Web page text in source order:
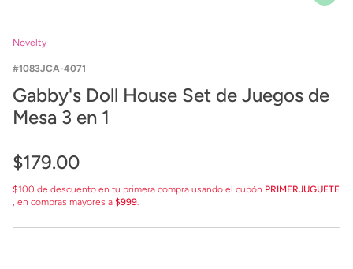
Novelty
1083JCA-4071
Gabby's Doll House Set de Juegos de
Mesa 3 en 1
$179.00
$100 de descuento en tu primera compra usando el cupón PRIMERJUGUETE
, en compras mayores a $999.